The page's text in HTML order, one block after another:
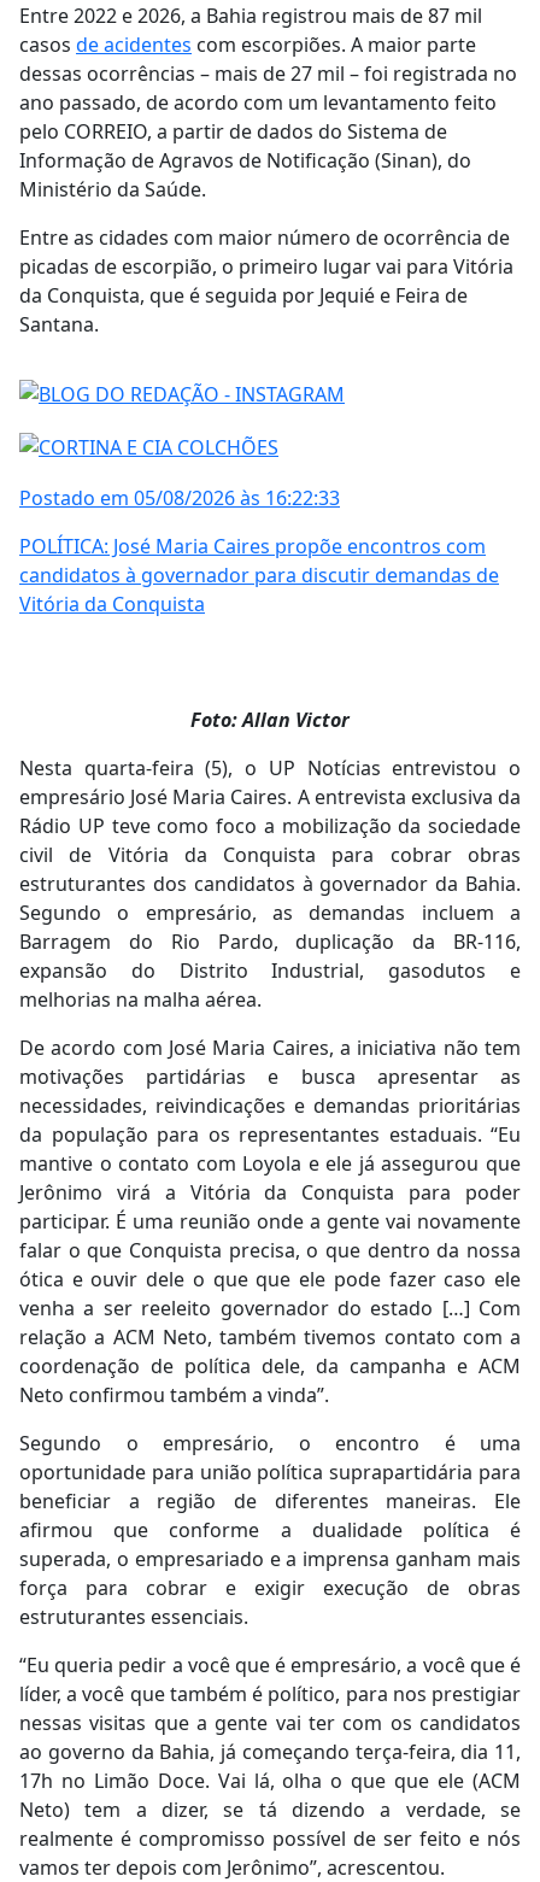
Entre 2022 e 2026, a Bahia registrou mais de 87 mil
casos de acidentes com escorpiões. A maior parte
dessas ocorrências – mais de 27 mil – foi registrada no
ano passado, de acordo com um levantamento feito
pelo CORREIO, a partir de dados do Sistema de
Informação de Agravos de Notificação (Sinan), do
Ministério da Saúde.
Entre as cidades com maior número de ocorrência de
picadas de escorpião, o primeiro lugar vai para Vitória
da Conquista, que é seguida por Jequié e Feira de
Santana.
Postado em 05/08/2026 às 16:22:33
POLÍTICA: José Maria Caires propõe encontros com
candidatos à governador para discutir demandas de
Vitória da Conquista
Foto: Allan Victor
Nesta quarta-feira (5), o UP Notícias entrevistou o
empresário José Maria Caires. A entrevista exclusiva da
Rádio UP teve como foco a mobilização da sociedade
civil de Vitória da Conquista para cobrar obras
estruturantes dos candidatos à governador da Bahia.
Segundo o empresário, as demandas incluem a
Barragem do Rio Pardo, duplicação da BR-116,
expansão do Distrito Industrial, gasodutos e
melhorias na malha aérea.
De acordo com José Maria Caires, a iniciativa não tem
motivações partidárias e busca apresentar as
necessidades, reivindicações e demandas prioritárias
da população para os representantes estaduais. “Eu
mantive o contato com Loyola e ele já assegurou que
Jerônimo virá a Vitória da Conquista para poder
participar. É uma reunião onde a gente vai novamente
falar o que Conquista precisa, o que dentro da nossa
ótica e ouvir dele o que que ele pode fazer caso ele
venha a ser reeleito governador do estado […] Com
relação a ACM Neto, também tivemos contato com a
coordenação de política dele, da campanha e ACM
Neto confirmou também a vinda”.
Segundo o empresário, o encontro é uma
oportunidade para união política suprapartidária para
beneficiar a região de diferentes maneiras. Ele
afirmou que conforme a dualidade política é
superada, o empresariado e a imprensa ganham mais
força para cobrar e exigir execução de obras
estruturantes essenciais.
“Eu queria pedir a você que é empresário, a você que é
líder, a você que também é político, para nos prestigiar
nessas visitas que a gente vai ter com os candidatos
ao governo da Bahia, já começando terça-feira, dia 11,
17h no Limão Doce. Vai lá, olha o que que ele (ACM
Neto) tem a dizer, se tá dizendo a verdade, se
realmente é compromisso possível de ser feito e nós
vamos ter depois com Jerônimo”, acrescentou.